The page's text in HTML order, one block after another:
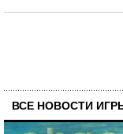
ВСЕ НОВОСТИ